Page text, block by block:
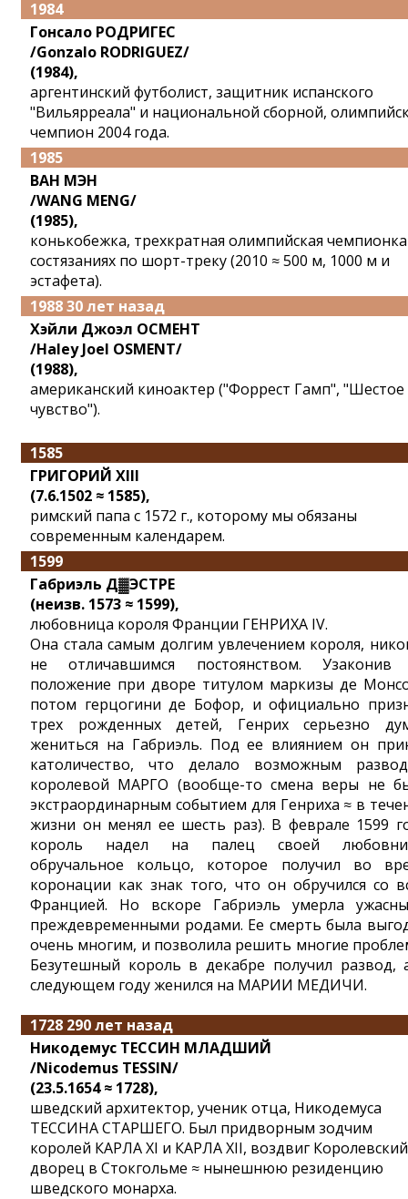
1984
Гонсало РОДРИГЕС
/Gonzalo RODRIGUEZ/
(1984),
аргентинский футболист, защитник испанского
"Вильярреала" и национальной сборной,
чемпион 2004 года.
1985
ВАН МЭН
/WANG MENG/
(1985),
конькобежка, трехкратная олимпийская
состязаниях по шорт-треку (2010 ≈ 500 м, 1000 м и
эстафета).
1988 30 лет назад
Хэйли Джоэл ОСМЕНТ
/Haley Joel OSMENT/
(1988),
американский киноактер ("Форрест Гамп", "Шестое
чувство").
1585
ГРИГОРИЙ XIII
(7.6.1502 ≈ 1585),
римский папа с 1572 г., которому мы обязаны
современным календарем.
1599
Габриэль Д▓ЭСТРЕ
(неизв. 1573 ≈ 1599),
любовница короля Франции ГЕНРИХА IV.
Она стала самым долгим увлечением короля,
не отличавшимся постоянством. Узаконив
положение при дворе титулом маркизы де
потом герцогини де Бофор, и официально
трех рожденных детей, Генрих серьезно
жениться на Габриэль. Под ее влиянием он
католичество, что делало возможным
королевой МАРГО (вообще-то смена веры не
экстраординарным событием для Генриха ≈ в
жизни он менял ее шесть раз). В феврале 1599
король надел на палец своей
обручальное кольцо, которое получил во
коронации как знак того, что он обручился со
Францией. Но вскоре Габриэль умерла
преждевременными родами. Ее смерть была
очень многим, и позволила решить многие
Безутешный король в декабре получил развод,
следующем году женился на МАРИИ МЕДИЧИ.
1728 290 лет назад
Никодемус ТЕССИН МЛАДШИЙ
/Nicodemus TESSIN/
(23.5.1654 ≈ 1728),
шведский архитектор, ученик отца, Никодемуса
ТЕССИНА СТАРШЕГО. Был придворным зодчим
королей КАРЛА XI и КАРЛА XII, воздвиг Королевский
дворец в Стокгольме ≈ нынешнюю резиденцию
шведского монарха.